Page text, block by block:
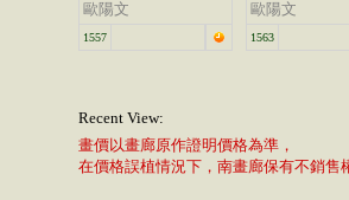
歐陽文
1557
歐陽文
1563
Recent View:
畫價以畫廊原作證明價格為準，
在價格誤植情況下，南畫廊保有不銷售